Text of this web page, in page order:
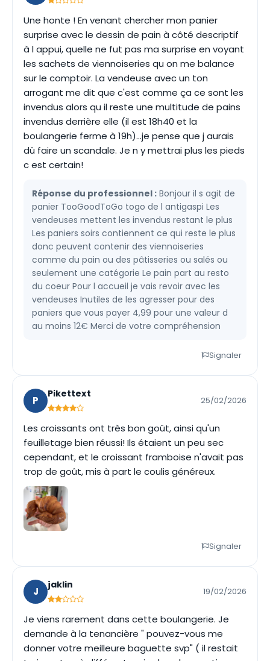
Une honte ! En venant chercher mon panier
surprise avec le dessin de pain à côté descriptif
à l appui, quelle ne fut pas ma surprise en voyant
les sachets de viennoiseries qu on me balance
sur le comptoir. La vendeuse avec un ton
arrogant me dit que c'est comme ça ce sont les
invendus alors qu il reste une multitude de pains
invendus derrière elle (il est 18h40 et la
boulangerie ferme à 19h)...je pense que j aurais
dû faire un scandale. Je n y mettrai plus les pieds
c est certain!
Réponse du professionnel : Bonjour il s agit de
panier TooGoodToGo togo de l antigaspi Les
vendeuses mettent les invendus restant le plus
Les paniers soirs contiennent ce qui reste le plus
donc peuvent contenir des viennoiseries
comme du pain ou des pâtisseries ou salés ou
seulement une catégorie Le pain part au resto
du coeur Pour l accueil je vais revoir avec les
vendeuses Inutiles de les agresser pour des
paniers que vous payer 4,99 pour une valeur d
au moins 12€ Merci de votre compréhension
Signaler
P
Pikettext
25/02/2026
Les croissants ont très bon goût, ainsi qu'un
feuilletage bien réussi! Ils étaient un peu sec
cependant, et le croissant framboise n'avait pas
trop de goût, mis à part le coulis généreux.
Signaler
J
jaklin
19/02/2026
Je viens rarement dans cette boulangerie. Je
demande à la tenancière " pouvez-vous me
donner votre meilleure baguette svp" ( il restait